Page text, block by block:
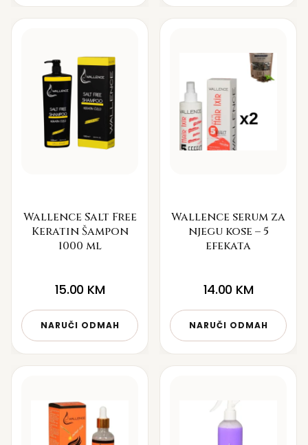
Wallence Salt Free
Keratin Šampon
1000 ml
15.00 KM
NARUČI ODMAH
Wallence serum za
njegu kose – 5
efekata
14.00 KM
NARUČI ODMAH